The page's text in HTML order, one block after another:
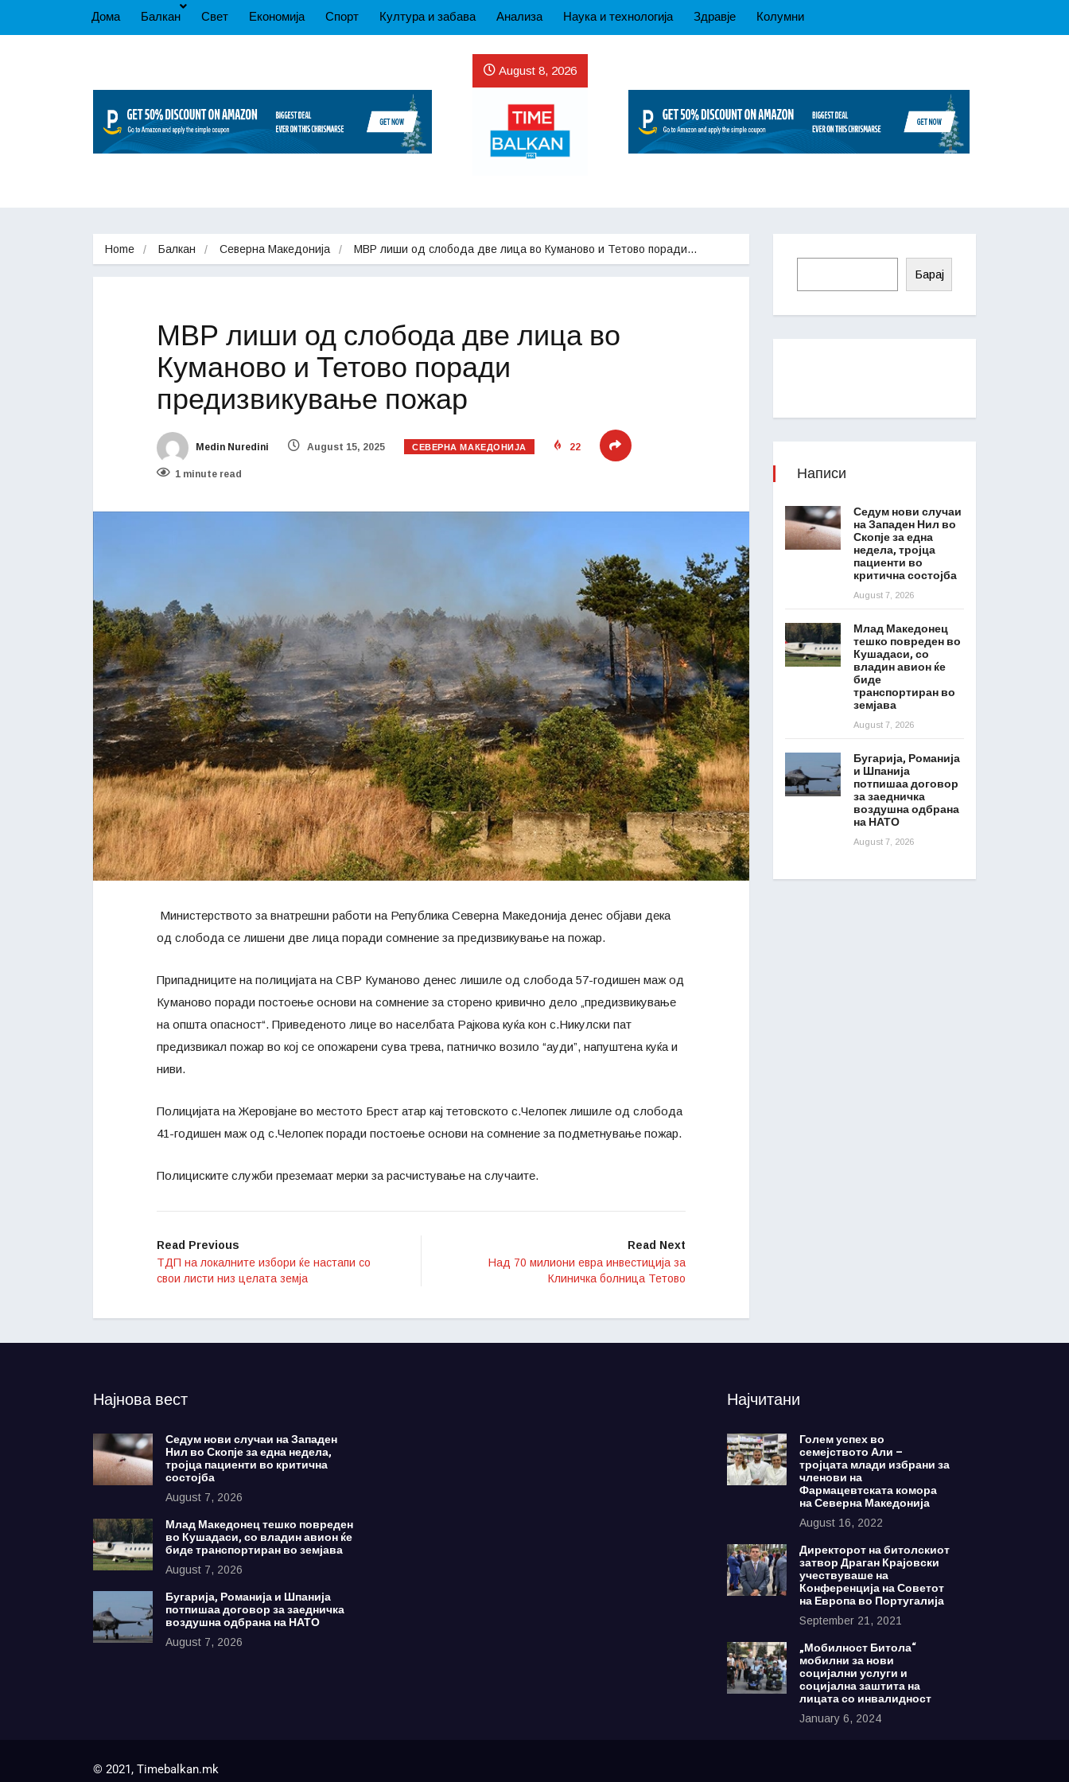
Дома Балкан Свет Економија Спорт Култура и забава Анализа Наука и технологија Здравје Колумни
August 8, 2026
Home Балкан Северна Македонија МВР лиши од слобода две лица во Куманово и Тетово поради…
МВР лиши од слобода две лица во
Куманово и Тетово поради
предизвикување пожар
Medin Nuredini August 15, 2025 СЕВЕРНА МАКЕДОНИЈА 22
1 minute read
Министерството за внатрешни работи на Република Северна Македонија денес објави дека
од слобода се лишени две лица поради сомнение за предизвикување на пожар.
Припадниците на полицијата на СВР Куманово денес лишиле од слобода 57-годишен маж од
Куманово поради постоење основи на сомнение за сторено кривично дело „предизвикување
на општа опасност“. Приведеното лице во населбата Рајкова куќа кон с.Никулски пат
предизвикал пожар во кој се опожарени сува трева, патничко возило “ауди”, напуштена куќа и
ниви.
Полицијата на Жеровјане во местото Брест атар кај тетовското с.Челопек лишиле од слобода
41-годишен маж од с.Челопек поради постоење основи на сомнение за подметнување пожар.
Полициските служби преземаат мерки за расчистување на случаите.
Read Previous
ТДП на локалните избори ќе настапи со
свои листи низ целата земја
Read Next
Над 70 милиони евра инвестиција за
Клиничка болница Тетово
Барај
Написи
Седум нови случаи
на Западен Нил во
Скопје за една
недела, тројца
пациенти во
критична состојба
August 7, 2026
Млад Македонец
тешко повреден во
Кушадаси, со
владин авион ќе
биде
транспортиран во
земјава
August 7, 2026
Бугарија, Романија
и Шпанија
потпишаа договор
за заедничка
воздушна одбрана
на НАТО
August 7, 2026
Најнова вест
Седум нови случаи на Западен
Нил во Скопје за една недела,
тројца пациенти во критична
состојба
August 7, 2026
Млад Македонец тешко повреден
во Кушадаси, со владин авион ќе
биде транспортиран во земјава
August 7, 2026
Бугарија, Романија и Шпанија
потпишаа договор за заедничка
воздушна одбрана на НАТО
August 7, 2026
Најчитани
Голем успех во
семејството Али –
тројцата млади избрани за
членови на
Фармацевтската комора
на Северна Македонија
August 16, 2022
Директорот на битолскиот
затвор Драган Крајовски
учествуваше на
Конференција на Советот
на Европа во Португалија
September 21, 2021
„Мобилност Битола“
мобилни за нови
социјални услуги и
социјална заштита на
лицата со инвалидност
January 6, 2024
© 2021, Timebalkan.mk